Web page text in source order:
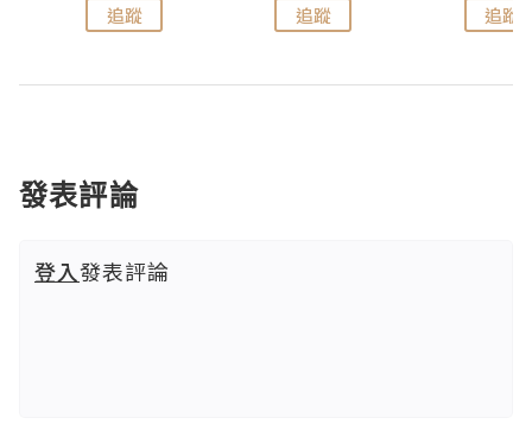
追蹤 追蹤 追蹤
發表評論
登入發表評論